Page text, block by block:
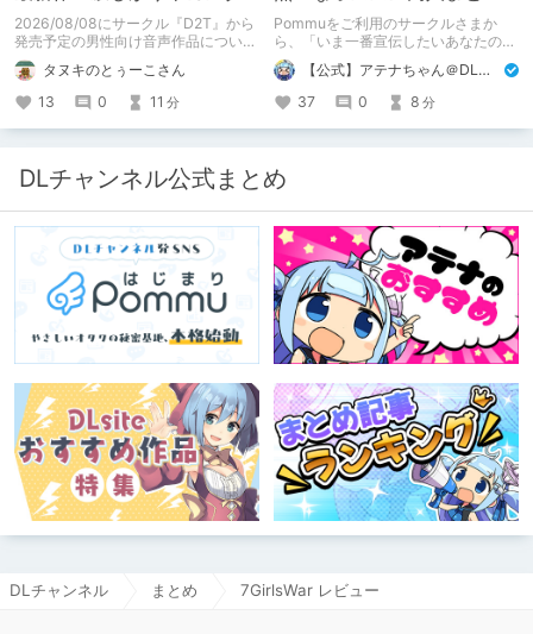
ーダストと触れあって』制
作陣にインタビュー！🎤
2026/08/08にサークル『D2T』から
発売予定の男性向け音声作品について
逆神ラニさんと不束こけしさんにお話
聞いちゃいました！夏コミに関する告
知もあります！
タヌキのとぅーこさん
13
0 11 分
め！ その1
Pommuをご利用のサークルさまか
ら、「いま一番宣伝したいあなたの
DLsite作品」を募りました！ この夏
🔥激熱🔥な作品ばかり！あなたがまだ
出会っていない、運命の作品が見つか
るかも！
【公式】アテナちゃん＠DLチャンネル
37
0 8 分
DLチャンネル公式まとめ
DLチャンネル まとめ 7GirlsWar レビュー